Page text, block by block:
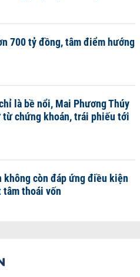
700 tỷ đồng, tâm điểm hướng
là bề nổi, Mai Phương Thúy
từ chứng khoán, trái phiếu tới
không còn đáp ứng điều kiện
thoái vốn